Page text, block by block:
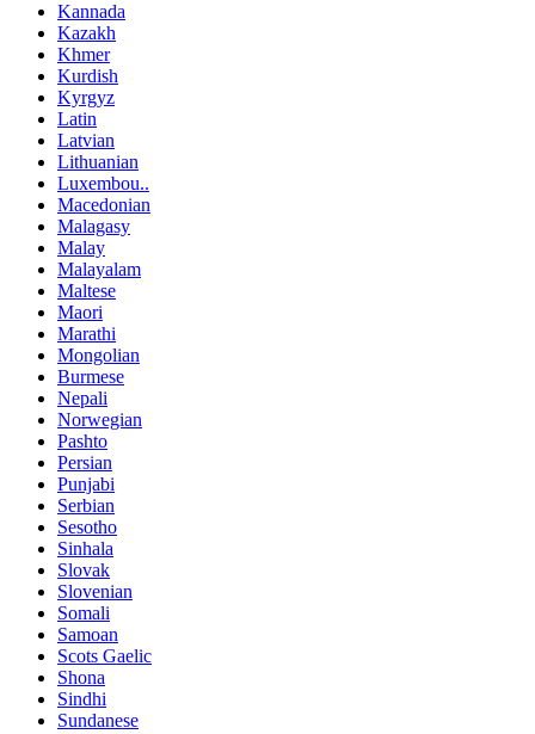
Kannada
Kazakh
Khmer
Kurdish
Kyrgyz
Latin
Latvian
Lithuanian
Luxembou..
Macedonian
Malagasy
Malay
Malayalam
Maltese
Maori
Marathi
Mongolian
Burmese
Nepali
Norwegian
Pashto
Persian
Punjabi
Serbian
Sesotho
Sinhala
Slovak
Slovenian
Somali
Samoan
Scots Gaelic
Shona
Sindhi
Sundanese